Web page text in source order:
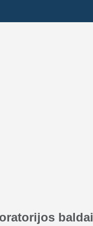
baldai